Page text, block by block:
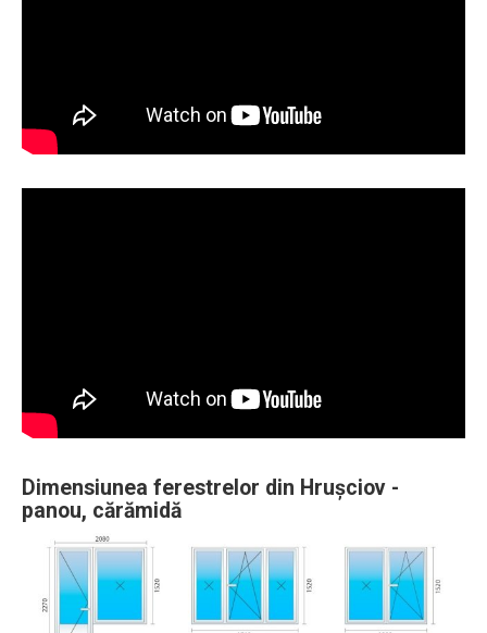
Dimensiunea ferestrelor din Hrușciov -
panou, cărămidă